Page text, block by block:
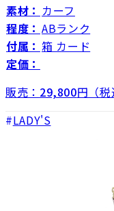
素材： カーフ
程度： ABランク
付属： 箱 カード
定価：
販売： 29,800円（税
LADY'S